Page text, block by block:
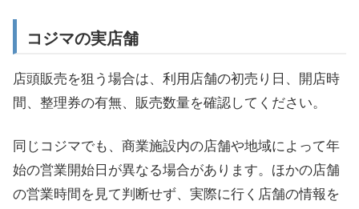
コジマの実店舗
店頭販売を狙う場合は、利用店舗の初売り日、開店時
間、整理券の有無、販売数量を確認してください。
同じコジマでも、商業施設内の店舗や地域によって年
始の営業開始日が異なる場合があります。ほかの店舗
の営業時間を見て判断せず、実際に行く店舗の情報を